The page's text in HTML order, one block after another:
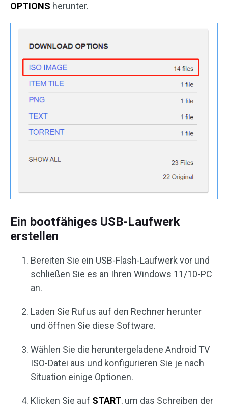
OPTIONS herunter.
Ein bootfähiges USB-Laufwerk
erstellen
Bereiten Sie ein USB-Flash-Laufwerk vor und
schließen Sie es an Ihren Windows 11/10-PC
an.
Laden Sie Rufus auf den Rechner herunter
und öffnen Sie diese Software.
Wählen Sie die heruntergeladene Android TV
ISO-Datei aus und konfigurieren Sie je nach
Situation einige Optionen.
Klicken Sie auf START, um das Schreiben der